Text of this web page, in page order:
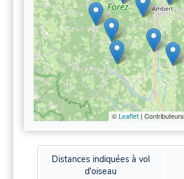
© Leaflet| Contributeurs
Distances indiquées à vol
d'oiseau